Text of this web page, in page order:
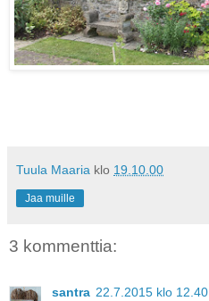
Tuula Maaria klo 19.10.00
Jaa muille
3 kommenttia:
santra 22.7.2015 klo 12.40